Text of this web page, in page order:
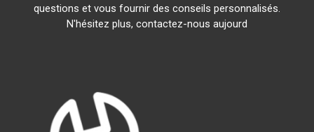
questions et vous fournir des conseils personnalisés.
N'hésitez plus, contactez-nous aujourd